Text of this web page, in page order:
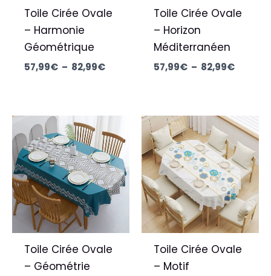
Toile Cirée Ovale
– Harmonie
Géométrique
57,99€ – 82,99€
Toile Cirée Ovale
– Horizon
Méditerranéen
57,99€ – 82,99€
Toile Cirée Ovale
– Géométrie
de
prix :
57,99€
à
82,99€
Toile Cirée Ovale
– Motif
Plage
de
prix :
67,99€
à
87,99€